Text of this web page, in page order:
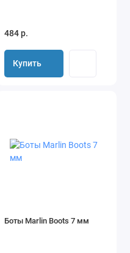
484 р.
Купить
Боты Marlin Boots 7 мм